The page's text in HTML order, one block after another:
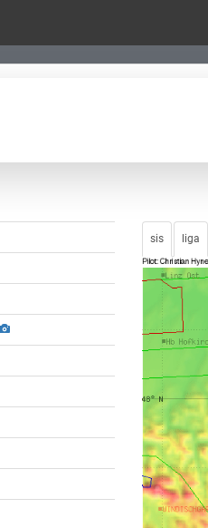
sis liga